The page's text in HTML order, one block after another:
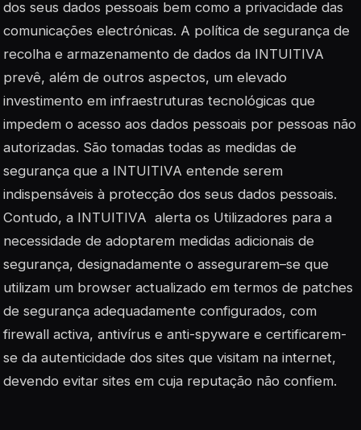
dos seus dados pessoais bem como a privacidade das
comunicações electrónicas. A política de segurança de
recolha e armazenamento de dados da INTUITIVA
prevê, além de outros aspectos, um elevado
investimento em infraestruturas tecnológicas que
impedem o acesso aos dados pessoais por pessoas não
autorizadas. São tomadas todas as medidas de
segurança que a INTUITIVA entende serem
indispensáveis à protecção dos seus dados pessoais.
Contudo, a INTUITIVA alerta os Utilizadores para a
necessidade de adoptarem medidas adicionais de
segurança, designadamente o assegurarem–se que
utilizam um browser actualizado em termos de patches
de segurança adequadamente configurados, com
firewall activa, antivírus e anti-spyware e certificarem-
se da autenticidade dos sites que visitam na internet,
devendo evitar sites em cuja reputação não confiem.